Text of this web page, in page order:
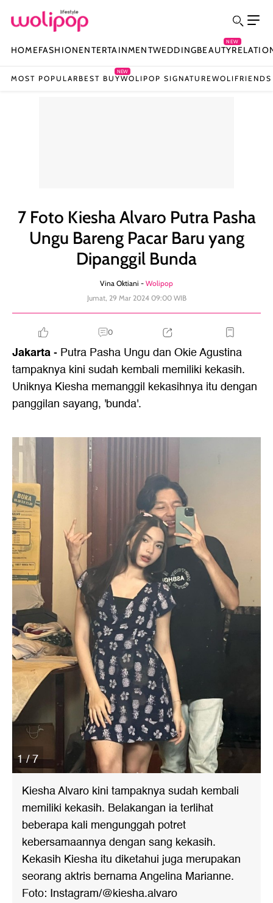
HOMEFASHIONENTERTAINMENTWEDDINGBEAUTY
NEW
MOST POPULAR BEST BUY
NEW
WOLIPOP SIGNATUREWOLIFRIENDS
7 Foto Kiesha Alvaro Putra Pasha
Ungu Bareng Pacar Baru yang
Dipanggil Bunda
Vina Oktiani - Wolipop
Jumat, 29 Mar 2024 09:00 WIB
0
Jakarta- Putra Pasha Ungu dan Okie Agustina
tampaknya kini sudah kembali memiliki kekasih.
Uniknya Kiesha memanggil kekasihnya itu dengan
panggilan sayang, 'bunda'.
1 / 7
Kiesha Alvaro kini tampaknya sudah kembali
memiliki kekasih. Belakangan ia terlihat
beberapa kali mengunggah potret
kebersamaannya dengan sang kekasih.
Kekasih Kiesha itu diketahui juga merupakan
seorang aktris bernama Angelina Marianne.
Foto: Instagram/@kiesha.alvaro